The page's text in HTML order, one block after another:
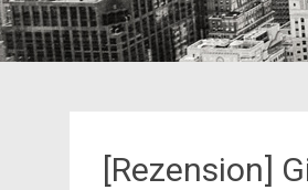
[Rezension]